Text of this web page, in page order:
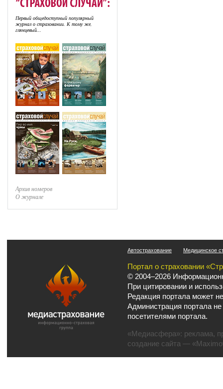
Первый общедоступный популярный
журнал о страховании. К тому же,
глянцевый...
Архив номеров
О журнале
Автострахование Медицинское
Портал о страховании
© 2004–2026
При цитировании и
Редакция портала может
Администрация портала
посетителями портала.
«Медиасфера»: реклама,
создание сайта —